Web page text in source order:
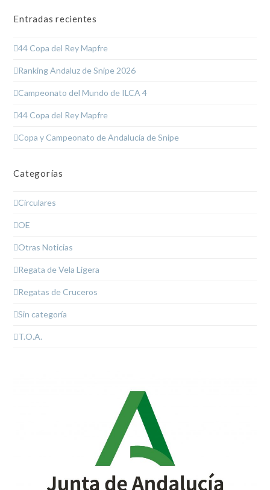
Entradas recientes
44 Copa del Rey Mapfre
Ranking Andaluz de Snipe 2026
Campeonato del Mundo de ILCA 4
44 Copa del Rey Mapfre
Copa y Campeonato de Andalucía de Snipe
Categorías
Circulares
OE
Otras Noticias
Regata de Vela Ligera
Regatas de Cruceros
Sin categoría
T.O.A.